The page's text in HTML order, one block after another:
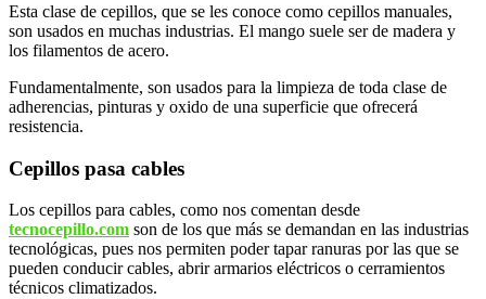
Esta clase de cepillos, que se les conoce como cepillos manuales,
son usados en muchas industrias. El mango suele ser de madera y
los filamentos de acero.
Fundamentalmente, son usados para la limpieza de toda clase de
adherencias, pinturas y oxido de una superficie que ofrecerá
resistencia.
Cepillos pasa cables
Los cepillos para cables, como nos comentan desde
tecnocepillo.com son de los que más se demandan en las industrias
tecnológicas, pues nos permiten poder tapar ranuras por las que se
pueden conducir cables, abrir armarios eléctricos o cerramientos
técnicos climatizados.